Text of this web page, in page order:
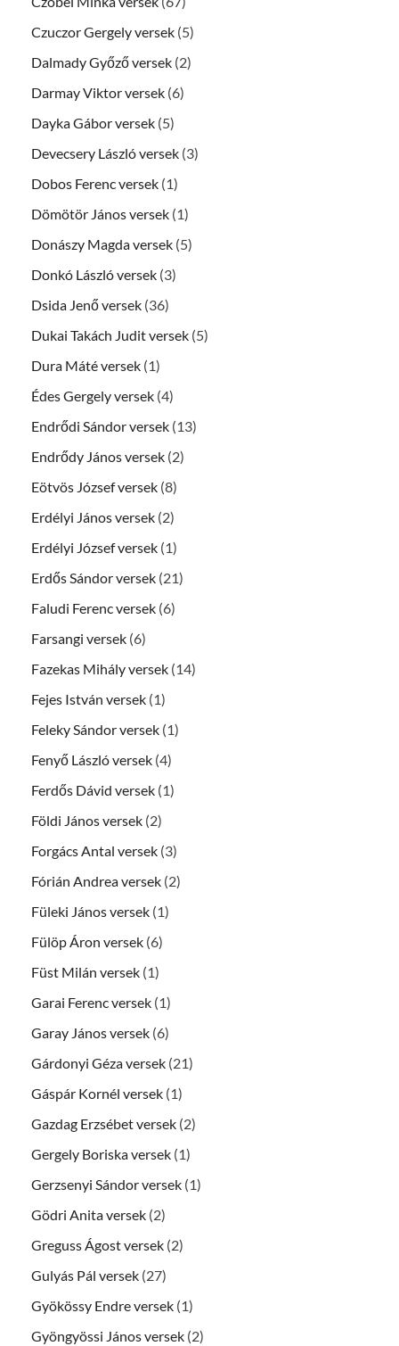
Czuczor Gergely versek (5)
Dalmady Győző versek (2)
Darmay Viktor versek (6)
Dayka Gábor versek (5)
Devecsery László versek (3)
Dobos Ferenc versek (1)
Dömötör János versek (1)
Donászy Magda versek (5)
Donkó László versek (3)
Dsida Jenő versek (36)
Dukai Takách Judit versek (5)
Dura Máté versek (1)
Édes Gergely versek (4)
Endrődi Sándor versek (13)
Endrődy János versek (2)
Eötvös József versek (8)
Erdélyi János versek (2)
Erdélyi József versek (1)
Erdős Sándor versek (21)
Faludi Ferenc versek (6)
Farsangi versek (6)
Fazekas Mihály versek (14)
Fejes István versek (1)
Feleky Sándor versek (1)
Fenyő László versek (4)
Ferdős Dávid versek (1)
Földi János versek (2)
Forgács Antal versek (3)
Fórián Andrea versek (2)
Füleki János versek (1)
Fülöp Áron versek (6)
Füst Milán versek (1)
Garai Ferenc versek (1)
Garay János versek (6)
Gárdonyi Géza versek (21)
Gáspár Kornél versek (1)
Gazdag Erzsébet versek (2)
Gergely Boriska versek (1)
Gerzsenyi Sándor versek (1)
Gödri Anita versek (2)
Greguss Ágost versek (2)
Gulyás Pál versek (27)
Gyökössy Endre versek (1)
Gyöngyössi János versek (2)